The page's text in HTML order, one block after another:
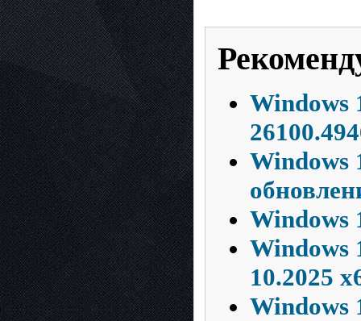
Windows
Windows
Windows
Windows
10.2025
Windows